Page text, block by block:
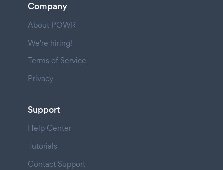
Company
About POWR
We're hiring!
Terms of Service
Privacy
Support
Help Center
Tutorials
Contact Support